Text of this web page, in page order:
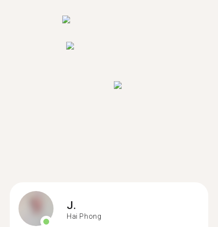
J.
Hai Phong